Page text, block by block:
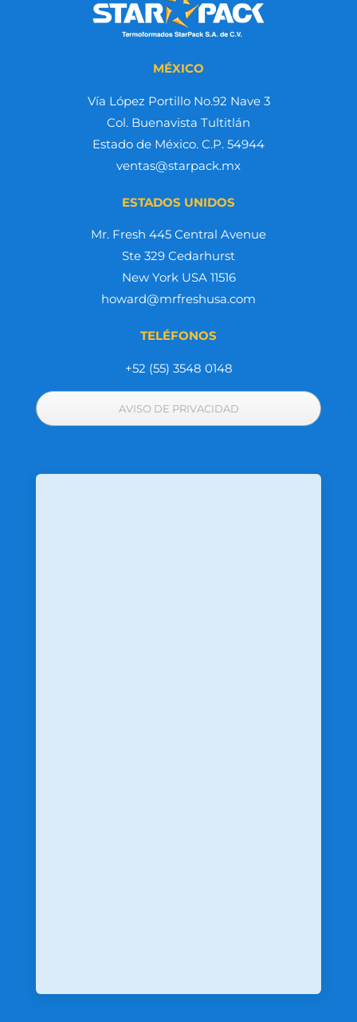
MÉXICO
Vía López Portillo No.92 Nave 3
Col. Buenavista Tultitlán
Estado de México. C.P. 54944
ventas@starpack.mx
ESTADOS UNIDOS
Mr. Fresh 445 Central Avenue
Ste 329 Cedarhurst
New York USA 11516
howard@mrfreshusa.com
TELÉFONOS
+52 (55) 3548 0148
AVISO DE PRIVACIDAD